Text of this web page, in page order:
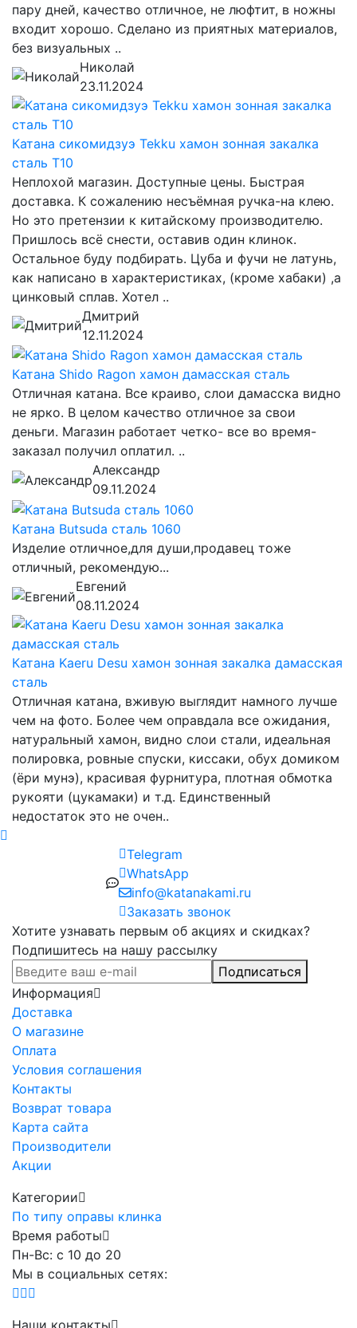
пару дней, качество отличное, не люфтит, в ножны
входит хорошо. Сделано из приятных материалов,
без визуальных ..
Николай
23.11.2024
Катана сикомидзуэ Tekku хамон зонная закалка
сталь T10
Неплохой магазин. Доступные цены. Быстрая
доставка. К сожалению несъёмная ручка-на клею.
Но это претензии к китайскому производителю.
Пришлось всё снести, оставив один клинок.
Остальное буду подбирать. Цуба и фучи не латунь,
как написано в характеристиках, (кроме хабаки) ,а
цинковый сплав. Хотел ..
Дмитрий
12.11.2024
Катана Shido Ragon хамон дамасская сталь
Отличная катана. Все краиво, слои дамасска видно
не ярко. В целом качество отличное за свои
деньги. Магазин работает четко- все во время-
заказал получил оплатил. ..
Александр
09.11.2024
Катана Butsuda сталь 1060
Изделие отличное,для души,продавец тоже
отличный, рекомендую...
Евгений
08.11.2024
Катана Kaeru Desu хамон зонная закалка дамасская
сталь
Отличная катана, вживую выглядит намного лучше
чем на фото. Более чем оправдала все ожидания,
натуральный хамон, видно слои стали, идеальная
полировка, ровные спуски, киссаки, обух домиком
(ёри мунэ), красивая фурнитура, плотная обмотка
рукояти (цукамаки) и т.д. Единственный
недостаток это не очен..
Telegram
WhatsApp
info@katanakami.ru
Заказать звонок
Хотите узнавать первым об акциях и скидках?
Подпишитесь на нашу рассылку
Подписаться
Информация
Доставка
О магазине
Оплата
Условия соглашения
Контакты
Возврат товара
Карта сайта
Производители
Акции
Категории
По типу оправы клинка
Время работы
Пн-Вс: с 10 до 20
Мы в социальных сетях:
Наши контакты